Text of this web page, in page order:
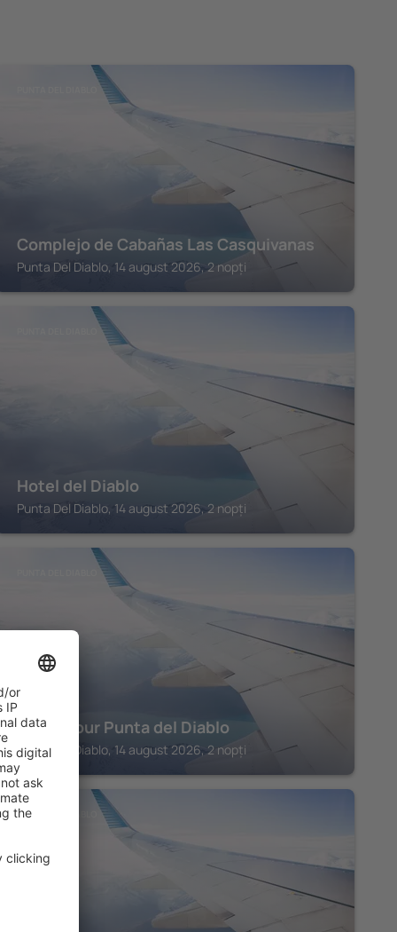
Complejo de Cabañas Las Casquivanas
Punta Del Diablo, 14 august 2026, 2 nopți
Hotel del Diablo
Punta Del Diablo, 14 august 2026, 2 nopți
Bon Amour Punta del Diablo
Punta Del Diablo, 14 august 2026, 2 nopți
PUNTA DEL DIABLO